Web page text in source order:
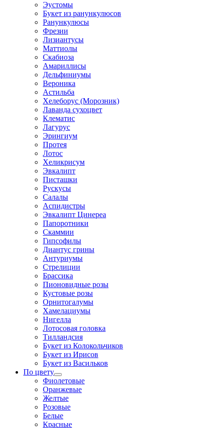
Эустомы
Букет из ранункулюсов
Ранункулюсы
Фрезии
Лизиантусы
Маттиолы
Скабиоза
Амариллисы
Дельфиниумы
Вероника
Астильба
Хелеборус (Морозник)
Лаванда сухоцвет
Клематис
Лагурус
Эрингиум
Протея
Лотос
Хеликрисум
Эвкалипт
Писташки
Рускусы
Салалы
Аспидистры
Эвкалипт Цинереа
Папоротники
Скаммии
Гипсофилы
Диантус грины
Антуриумы
Стрелиции
Брассика
Пионовидные розы
Кустовые розы
Орнитогалумы
Хамелациумы
Нигелла
Лотосовая головка
Тилландсия
Букет из Колокольчиков
Букет из Ирисов
Букет из Васильков
По цвету
Фиолетовые
Оранжевые
Желтые
Розовые
Белые
Красные